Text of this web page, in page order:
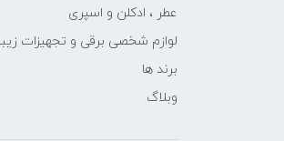
عطر ، ادکلن و اسپری
لوازم شخصی برقی و تجهیزات
برند ها
وبلاگ